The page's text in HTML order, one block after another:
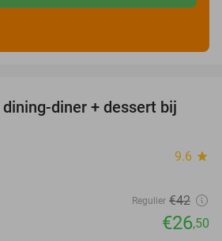
37%
diner + dessert bij
9.6 star
Regulier €42
€26,50